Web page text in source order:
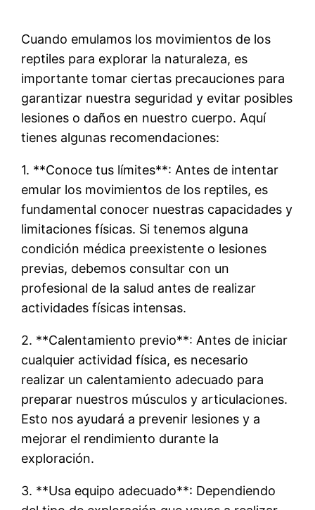
Cuando emulamos los movimientos de los
reptiles para explorar la naturaleza, es
importante tomar ciertas precauciones para
garantizar nuestra seguridad y evitar posibles
lesiones o daños en nuestro cuerpo. Aquí
tienes algunas recomendaciones:
1. **Conoce tus límites**: Antes de intentar
emular los movimientos de los reptiles, es
fundamental conocer nuestras capacidades y
limitaciones físicas. Si tenemos alguna
condición médica preexistente o lesiones
previas, debemos consultar con un
profesional de la salud antes de realizar
actividades físicas intensas.
2. **Calentamiento previo**: Antes de iniciar
cualquier actividad física, es necesario
realizar un calentamiento adecuado para
preparar nuestros músculos y articulaciones.
Esto nos ayudará a prevenir lesiones y a
mejorar el rendimiento durante la
exploración.
3. **Usa equipo adecuado**: Dependiendo